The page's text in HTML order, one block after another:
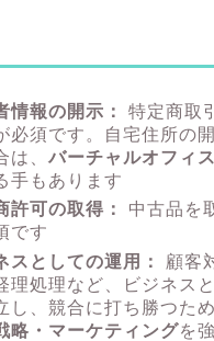
情報の開示：
特定商取
必須です。自宅住所の
は、 バーチャルオフィス
手もあります
許可の取得：
中古品を
です
スとしての運用：
顧客
理処理など、ビジネス
し、競合に打ち勝つた
略・マーケティングを